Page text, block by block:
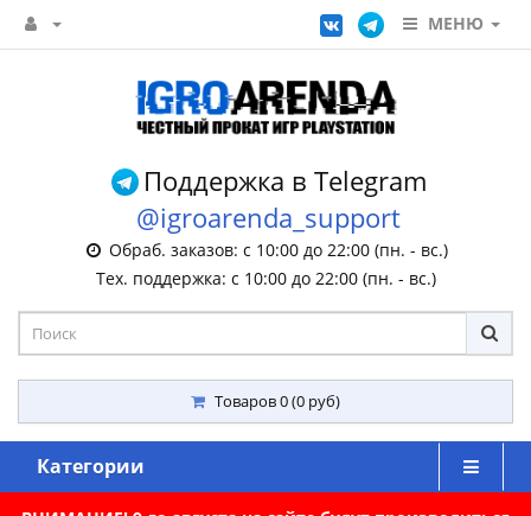
МЕНЮ
Поддержка в Telegram
@igroarenda_support
Обраб. заказов: с 10:00 до 22:00 (пн. - вс.)
Тех. поддержка: с 10:00 до 22:00 (пн. - вс.)
Товаров 0 (0 руб)
Категории